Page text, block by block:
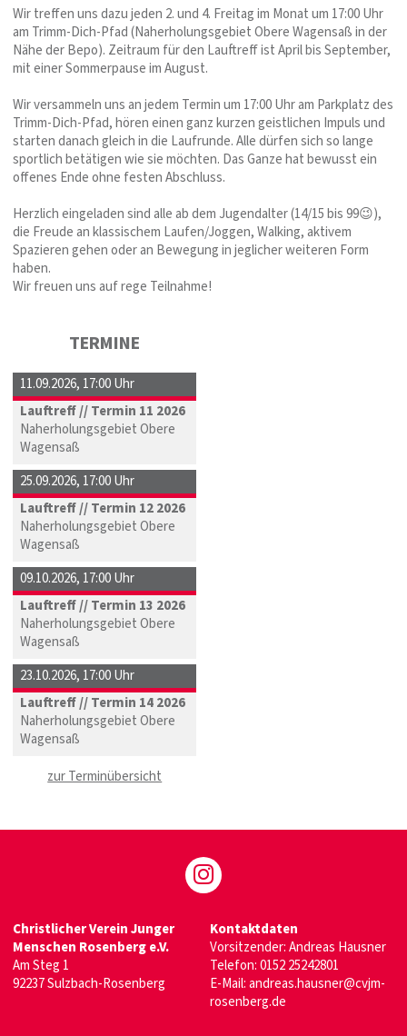
Wir treffen uns dazu jeden 2. und 4. Freitag im Monat um 17:00 Uhr
am Trimm-Dich-Pfad (Naherholungsgebiet Obere Wagensaß in der
Nähe der Bepo). Zeitraum für den Lauftreff ist April bis September,
mit einer Sommerpause im August.
Wir versammeln uns an jedem Termin um 17:00 Uhr am Parkplatz des
Trimm-Dich-Pfad, hören einen ganz kurzen geistlichen Impuls und
starten danach gleich in die Laufrunde. Alle dürfen sich so lange
sportlich betätigen wie sie möchten. Das Ganze hat bewusst ein
offenes Ende ohne festen Abschluss.
Herzlich eingeladen sind alle ab dem Jugendalter (14/15 bis 99😉),
die Freude an klassischem Laufen/Joggen, Walking, aktivem
Spazieren gehen oder an Bewegung in jeglicher weiteren Form
haben.
Wir freuen uns auf rege Teilnahme!
TERMINE
11.09.2026, 17:00 Uhr
Lauftreff // Termin 11 2026
Naherholungsgebiet Obere
Wagensaß
25.09.2026, 17:00 Uhr
Lauftreff // Termin 12 2026
Naherholungsgebiet Obere
Wagensaß
09.10.2026, 17:00 Uhr
Lauftreff // Termin 13 2026
Naherholungsgebiet Obere
Wagensaß
23.10.2026, 17:00 Uhr
Lauftreff // Termin 14 2026
Naherholungsgebiet Obere
Wagensaß
zur Terminübersicht
Christlicher Verein Junger
Menschen Rosenberg e.V.
Am Steg 1
92237 Sulzbach-Rosenberg
Kontaktdaten
Vorsitzender: Andreas Hausner
Telefon:0152 25242801
E-Mail:andreas.hausner@cvjm-
rosenberg.de